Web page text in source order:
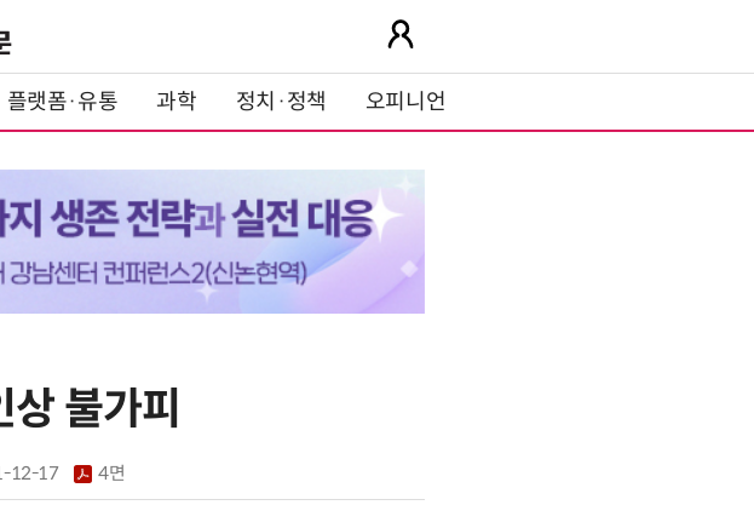
플랫폼·유통 과학 정치·정책 오피니언
불가피
12-17 4면